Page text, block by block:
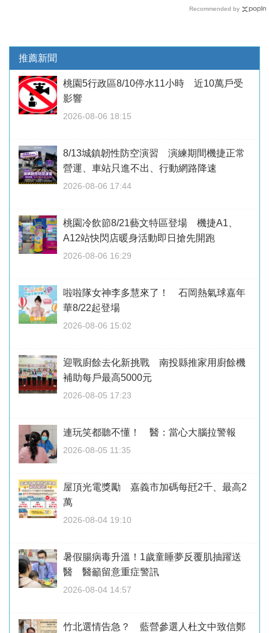
Recommended by
推薦新聞
桃園5行政區8/10停水11小時 近10萬戶受
影響
2026-08-06 18:15
8/13城鎮韌性防空演習 演練期間機捷正常
營運、車站只進不出、行動網路降速
2026-08-06 17:44
桃園冷飲節8/21藝文特區登場 機捷A1、
A12站快閃店暖身活動即日搶先開跑
2026-08-06 16:29
啦啦隊女神李多慧來了！ 石岡熱氣球嘉年
華8/22起登場
2026-08-06 15:02
迎戰廚餘去化新挑戰 南投縣推家用廚餘機
補助每戶最高5000元
2026-08-05 17:23
連玩笑都聽不懂！ 醫：當心大腦拉警報
2026-08-05 11:35
屋頂光電獎勵 嘉義市加碼每瓩2千、最高2
萬
2026-08-04 19:10
暑假腸病毒升溫！1歲童睡夢反覆肌抽躍送
醫 醫籲留意重症警訊
2026-08-04 14:57
竹北選情告急？ 藍營參選人杜文中致信鄭